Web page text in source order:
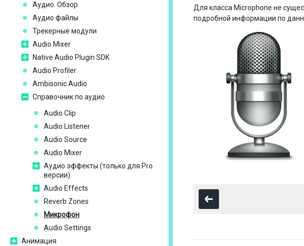
Аудио. Обзор.
Аудио файлы
Трекерные модули
Audio Mixer
Native Audio Plugin SDK
Audio Profiler
Ambisonic Audio
Справочник по аудио
Audio Clip
Audio Listener
Audio Source
Audio Mixer
Аудио эффекты (только для Pro
версии)
Audio Effects
Reverb Zones
Микрофон
Audio Settings
Анимация
Для класса Microphone не
подробной информации по